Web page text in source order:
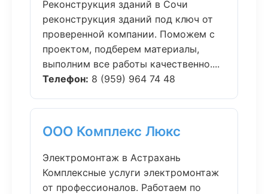
Реконструкция зданий в Сочи
реконструкция зданий под ключ от
проверенной компании. Поможем с
проектом, подберем материалы,
выполним все работы качественно....
Телефон: 8 (959) 964 74 48
ООО Комплекс Люкс
Электромонтаж в Астрахань
Комплексные услуги электромонтаж
от профессионалов. Работаем по